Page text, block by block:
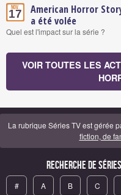
Nov.
17
American Horror
a été volée
Quel est l'impact sur la série ?
VOIR TOUTES LES
La rubrique Séries TV est gérée
fiction, de
Recherche de
# A B C